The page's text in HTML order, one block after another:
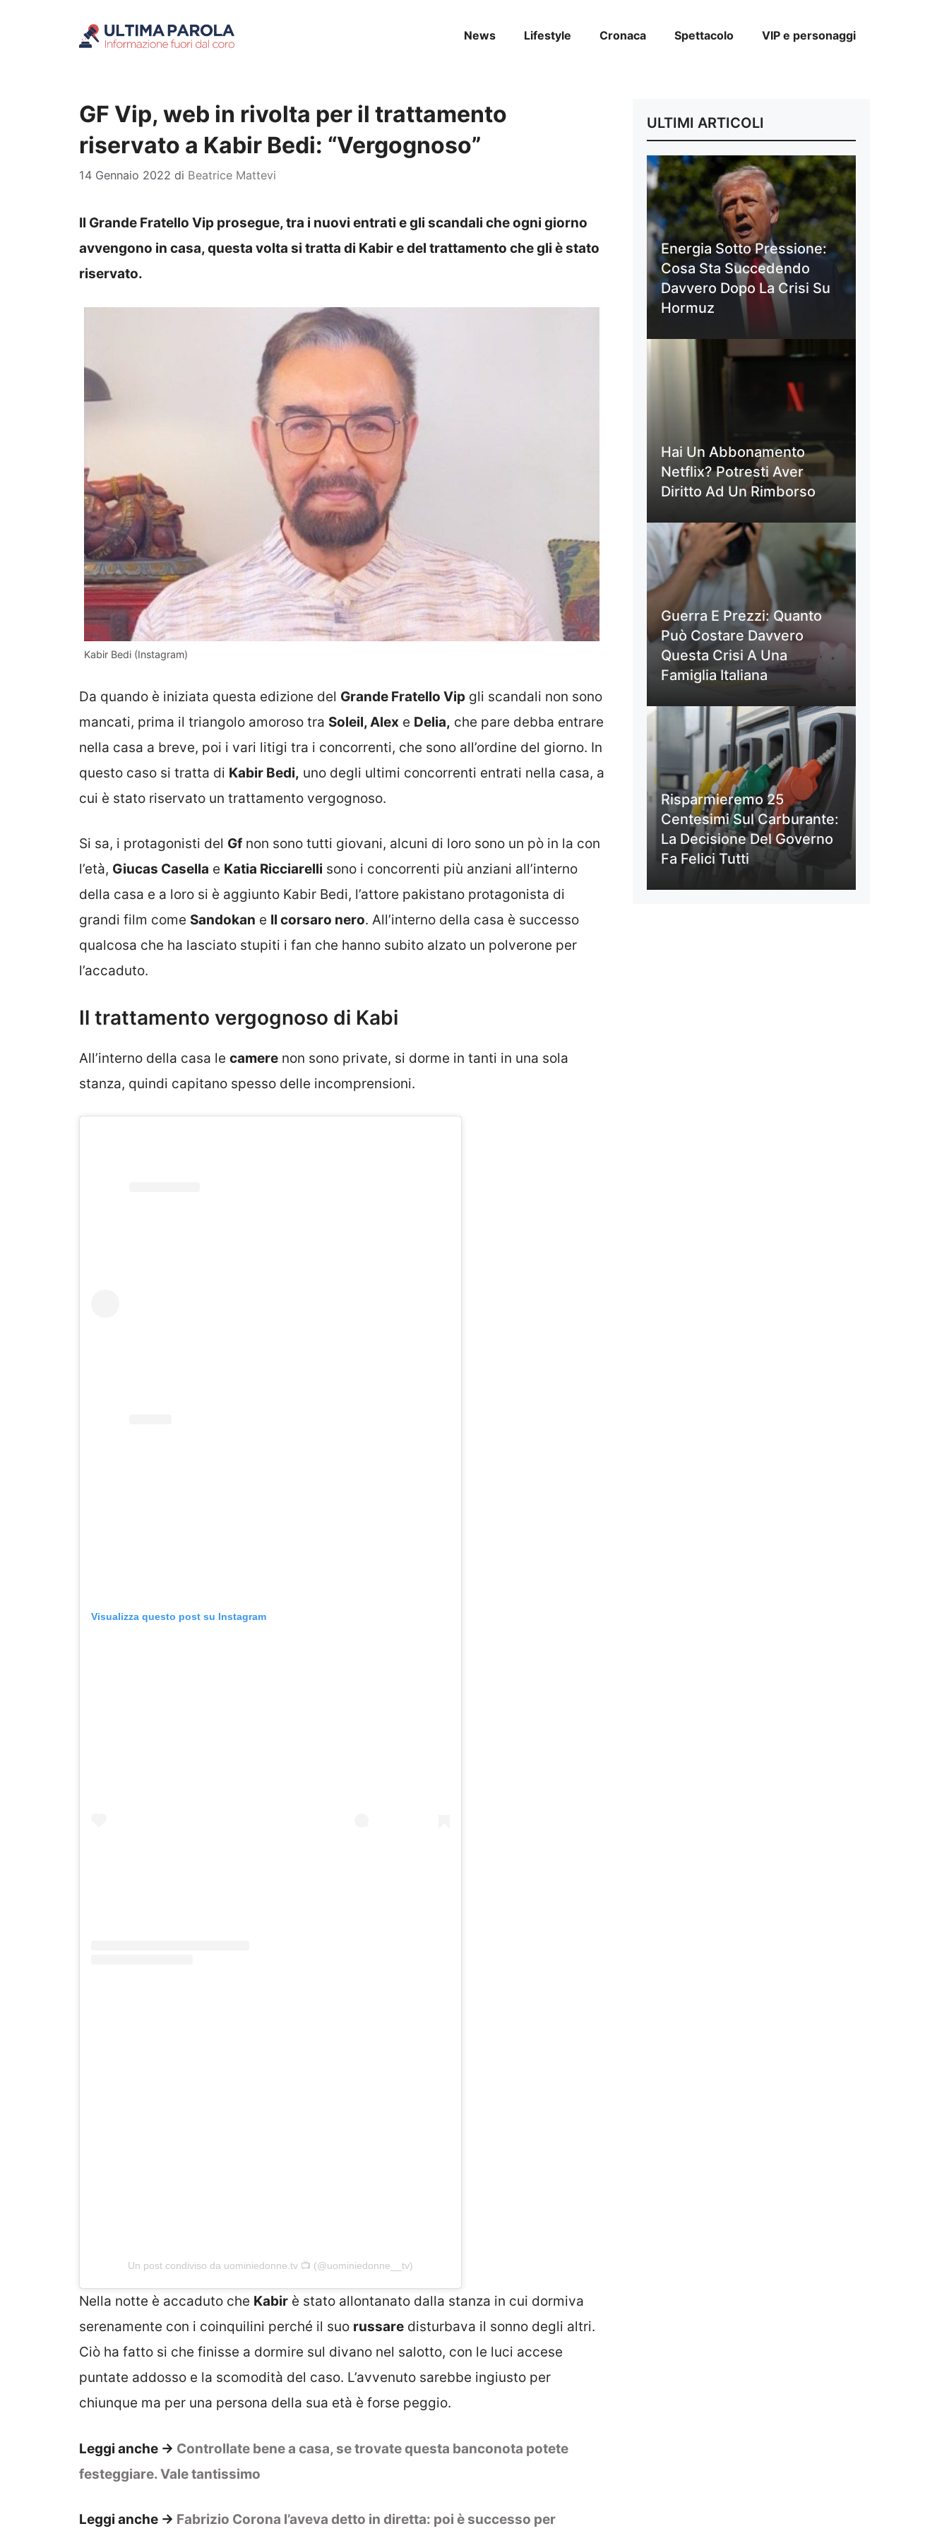
News Lifestyle Cronaca Spettacolo VIP e personaggi
GF Vip, web in rivolta per il trattamento
riservato a Kabir Bedi: “Vergognoso”
14 Gennaio 2022 di Beatrice Mattevi
Il Grande Fratello Vip prosegue, tra i nuovi entrati e gli scandali che ogni giorno
avvengono in casa, questa volta si tratta di Kabir e del trattamento che gli è stato
riservato.
Kabir Bedi (Instagram)
Da quando è iniziata questa edizione del Grande Fratello Vip gli scandali non sono
mancati, prima il triangolo amoroso tra Soleil, Alex e Delia, che pare debba entrare
nella casa a breve, poi i vari litigi tra i concorrenti, che sono all’ordine del giorno. In
questo caso si tratta di Kabir Bedi, uno degli ultimi concorrenti entrati nella casa, a
cui è stato riservato un trattamento vergognoso.
Si sa, i protagonisti del Gf non sono tutti giovani, alcuni di loro sono un pò in la con
l’età, Giucas Casella e Katia Ricciarelli sono i concorrenti più anziani all’interno
della casa e a loro si è aggiunto Kabir Bedi, l’attore pakistano protagonista di
grandi film come Sandokan e Il corsaro nero. All’interno della casa è successo
qualcosa che ha lasciato stupiti i fan che hanno subito alzato un polverone per
l’accaduto.
Il trattamento vergognoso di Kabi
All’interno della casa le camere non sono private, si dorme in tanti in una sola
stanza, quindi capitano spesso delle incomprensioni.
Visualizza questo post su Instagram
Un post condiviso da uominiedonne.tv 📺 (@uominiedonne__tv)
Nella notte è accaduto che Kabir è stato allontanato dalla stanza in cui dormiva
serenamente con i coinquilini perché il suo russare disturbava il sonno degli altri.
Ciò ha fatto si che finisse a dormire sul divano nel salotto, con le luci accese
puntate addosso e la scomodità del caso. L’avvenuto sarebbe ingiusto per
chiunque ma per una persona della sua età è forse peggio.
Leggi anche -> Controllate bene a casa, se trovate questa banconota potete
festeggiare. Vale tantissimo
Leggi anche -> Fabrizio Corona l’aveva detto in diretta: poi è successo per
ULTIMI ARTICOLI
Energia Sotto Pressione:
Cosa Sta Succedendo
Davvero Dopo La Crisi Su
Hormuz
Hai Un Abbonamento
Netflix? Potresti Aver
Diritto Ad Un Rimborso
Guerra E Prezzi: Quanto
Può Costare Davvero
Questa Crisi A Una
Famiglia Italiana
Risparmieremo 25
Centesimi Sul Carburante:
La Decisione Del Governo
Fa Felici Tutti